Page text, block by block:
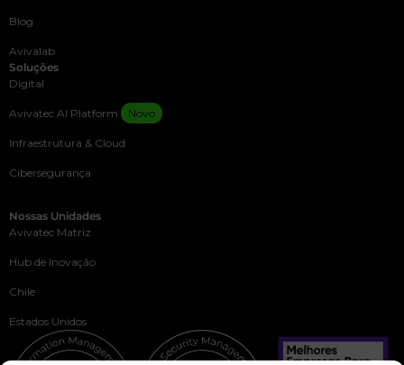
Blog
Avivalab
Soluções
Digital
Avivatec AI Platform Novo
Infraestrutura & Cloud
Cibersegurança
Nossas Unidades
Avivatec Matriz
Hub de Inovação
Chile
Estados Unidos